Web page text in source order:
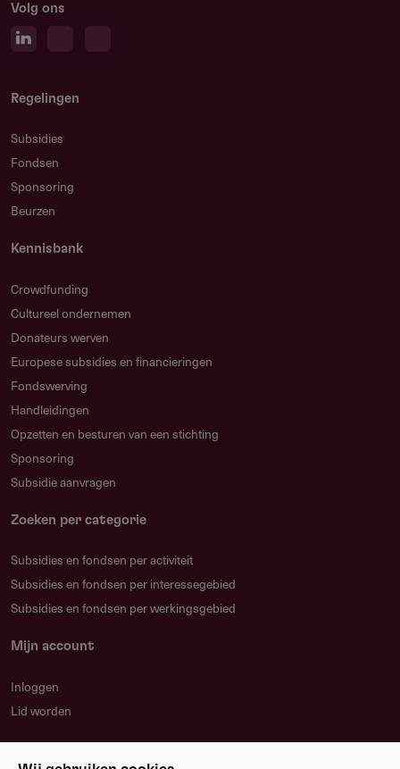
Volg ons
Regelingen
Subsidies
Fondsen
Sponsoring
Beurzen
Kennisbank
Crowdfunding
Cultureel ondernemen
Donateurs werven
Europese subsidies en financieringen
Fondswerving
Handleidingen
Opzetten en besturen van een stichting
Sponsoring
Subsidie aanvragen
Zoeken per categorie
Subsidies en fondsen per activiteit
Subsidies en fondsen per interessegebied
Subsidies en fondsen per werkingsgebied
Mijn account
Inloggen
Lid worden